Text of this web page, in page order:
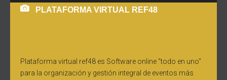
PLATAFORMA VIRTUAL REF48
Plataforma virtual ref48 es Software online "todo en uno"
para la organización y gestión integral de eventos más